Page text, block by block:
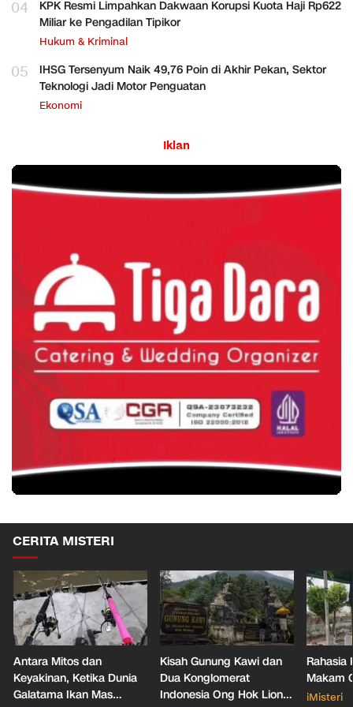
04
KPK Resmi Limpahkan Dakwaan Korupsi Kuota Haji Rp622
Miliar ke Pengadilan Tipikor
Hukum & Kriminal
05
IHSG Tersenyum Naik 49,76 Poin di Akhir Pekan, Sektor
Teknologi Jadi Motor Penguatan
Ekonomi
Iklan
CERITA MISTERI
Antara Mitos dan
Keyakinan, Ketika Dunia
Galatama Ikan Mas
Kisah Gunung Kawi dan
Dua Konglomerat
Indonesia Ong Hok Liong
Rahasia
Makam
iMisteri